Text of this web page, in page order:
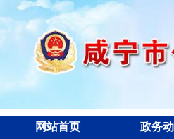
网站首页 政务